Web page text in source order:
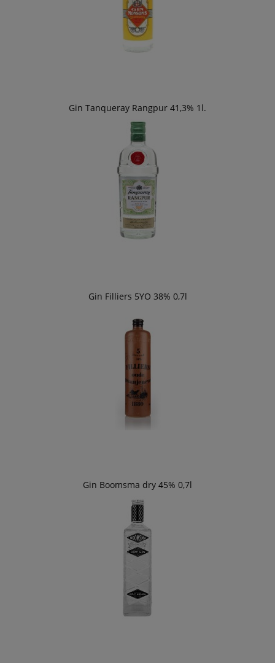
Gin Tanqueray Rangpur 41,3% 1l.
Gin Filliers 5YO 38% 0,7l
Gin Boomsma dry 45% 0,7l